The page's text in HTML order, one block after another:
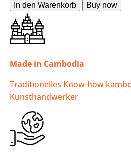
In den Warenkorb
Made in Cambodia
Traditionelles Know-how
Kunsthandwerker